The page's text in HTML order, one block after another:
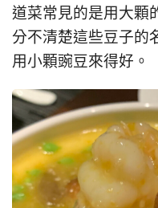
道菜常見的是用大顆
分不清楚這些豆子的
用小顆豌豆來得好。